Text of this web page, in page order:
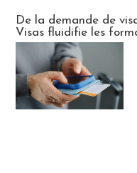
De la demande de
Visas fluidifie les